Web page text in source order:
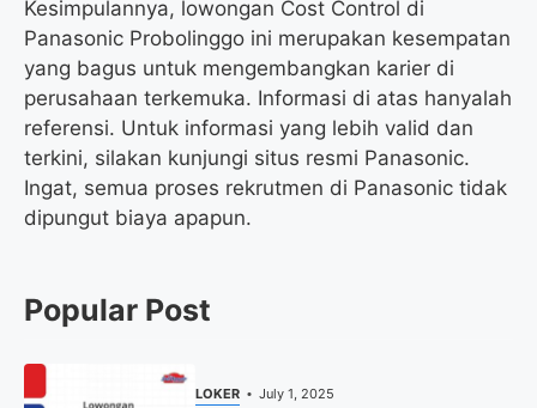
Kesimpulannya, lowongan Cost Control di
Panasonic Probolinggo ini merupakan kesempatan
yang bagus untuk mengembangkan karier di
perusahaan terkemuka. Informasi di atas hanyalah
referensi. Untuk informasi yang lebih valid dan
terkini, silakan kunjungi situs resmi Panasonic.
Ingat, semua proses rekrutmen di Panasonic tidak
dipungut biaya apapun.
Popular Post
LOKER July 1, 2025